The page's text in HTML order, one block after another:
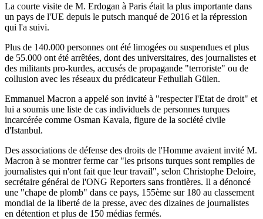
La courte visite de M. Erdogan à Paris était la plus importante dans
un pays de l'UE depuis le putsch manqué de 2016 et la répression
qui l'a suivi.
Plus de 140.000 personnes ont été limogées ou suspendues et plus
de 55.000 ont été arrêtées, dont des universitaires, des journalistes et
des militants pro-kurdes, accusés de propagande "terroriste" ou de
collusion avec les réseaux du prédicateur Fethullah Gülen.
Emmanuel Macron a appelé son invité à "respecter l'Etat de droit" et
lui a soumis une liste de cas individuels de personnes turques
incarcérée comme Osman Kavala, figure de la société civile
d'Istanbul.
Des associations de défense des droits de l'Homme avaient invité M.
Macron à se montrer ferme car "les prisons turques sont remplies de
journalistes qui n'ont fait que leur travail", selon Christophe Deloire,
secrétaire général de l'ONG Reporters sans frontières. Il a dénoncé
une "chape de plomb" dans ce pays, 155ème sur 180 au classement
mondial de la liberté de la presse, avec des dizaines de journalistes
en détention et plus de 150 médias fermés.